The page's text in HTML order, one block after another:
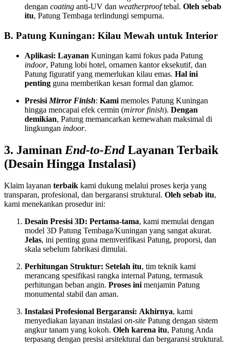
dengan coating anti-UV dan weatherprooftebal. Oleh sebab
itu, Patung Tembaga terlindungi sempurna.
B. Patung Kuningan: Kilau Mewah untuk Interior
Aplikasi: Layanan Kuningan kami fokus pada Patung
indoor, Patung lobi hotel, ornamen kantor eksekutif, dan
Patung figuratif yang memerlukan kilau emas. Hal ini
penting guna memberikan kesan formal dan glamor.
Presisi Mirror Finish: Kami memoles Patung Kuningan
hingga mencapai efek cermin (mirror finish). Dengan
demikian, Patung memancarkan kemewahan maksimal di
lingkungan indoor.
3. Jaminan End-to-EndLayanan Terbaik
(Desain Hingga Instalasi)
Klaim layanan terbaik kami dukung melalui proses kerja yang
transparan, profesional, dan bergaransi struktural. Oleh sebab itu,
kami menekankan prosedur ini:
Desain Presisi 3D: Pertama-tama, kami memulai dengan
model 3D Patung Tembaga/Kuningan yang sangat akurat.
Jelas, ini penting guna memverifikasi Patung, proporsi, dan
skala sebelum fabrikasi dimulai.
Perhitungan Struktur: Setelah itu, tim teknik kami
merancang spesifikasi rangka internal Patung, termasuk
perhitungan beban angin. Proses ini menjamin Patung
monumental stabil dan aman.
Instalasi Profesional Bergaransi: Akhirnya, kami
menyediakan layanan instalasi on-site Patung dengan sistem
angkur tanam yang kokoh. Oleh karena itu, Patung Anda
terpasang dengan presisi arsitektural dan bergaransi struktural.